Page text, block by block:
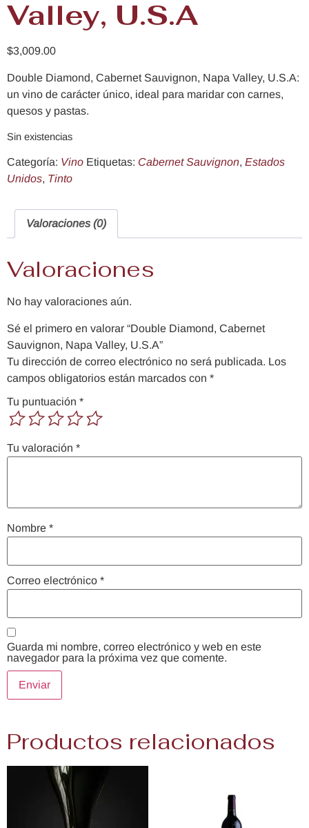
Valley, U.S.A
$3,009.00
Double Diamond, Cabernet Sauvignon, Napa Valley, U.S.A:
un vino de carácter único, ideal para maridar con carnes,
quesos y pastas.
Sin existencias
Categoría: Vino Etiquetas: Cabernet Sauvignon, Estados
Unidos, Tinto
Valoraciones (0)
Valoraciones
No hay valoraciones aún.
Sé el primero en valorar “Double Diamond, Cabernet
Sauvignon, Napa Valley, U.S.A”
Tu dirección de correo electrónico no será publicada. Los
campos obligatorios están marcados con *
Tu puntuación *
Tu valoración *
Nombre *
Correo electrónico *
Guarda mi nombre, correo electrónico y web en este
navegador para la próxima vez que comente.
Productos relacionados